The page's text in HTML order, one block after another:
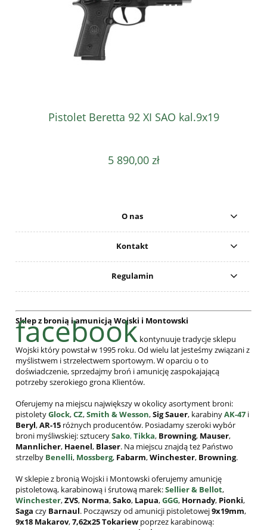
Pistolet Beretta 92 XI SAO kal.9x19
5 890,00 zł
O nas
Kontakt
Regulamin
Sklep z bronią i amunicją Wojski i Montowski
facebook kontynuuje tradycje sklepu
Wojski który powstał w 1995 roku. Od wielu lat jesteśmy związani z
myślistwem i strzelectwem sportowym. W oparciu o to
doświadczenie, sprzedajmy broń i amunicję zaspokajającą
potrzeby szerokiego grona Klientów.
Oferujemy na miejscu największy w okolicy asortyment broni:
pistoletyGlock,CZ,Smith & Wesson,Sig Sauer, karabinyAK-47 i
Beryl,AR-15 różnych producentów. Posiadamy szeroki wybór
broni myśliwskiej: sztucerySako,Tikka, Browning, Mauser,
Mannlicher, Haenel, Blaser. Na miejscu znajdą też Państwo
strzelby Benelli, Mossberg, Fabarm,Winchester, Browning.
W sklepie z bronią Wojski i Montowski oferujemy amunicję
pistoletową, karabinową i śrutową marek:Sellier & Bellot,
Winchester,ZVS, Norma,Sako, Lapua,GGG, Hornady, Pionki,
Saga czy Barnaul. Począwszy od amunicji pistoletowej9x19mm,
9x18 Makarov,7,62x25Tokariew poprzez karabinową: